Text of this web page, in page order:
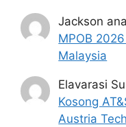
Jackson
MPOB
Malaysia
Elavarasi
Kosong
Austria